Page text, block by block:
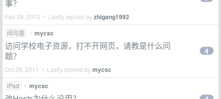
事？
Feb 29, 2012 • Lastly replied byzhigang1992
问与答 • mycsc
访问学校电子资源，打不开网页，请教是什么问
题？
Oct 26, 2011 • Lastly replied bymycsc
4
iPad • mycsc